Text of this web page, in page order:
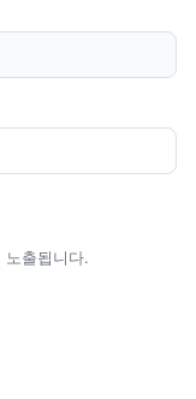
출됩니다.